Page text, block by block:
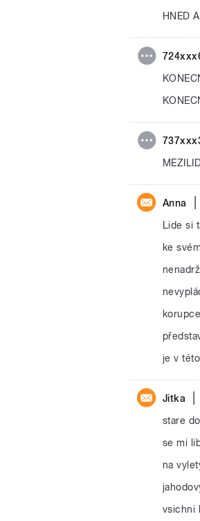
HNED
Anna
Lide si
ke
je v
Jitka
stare
se mi
na
vsichni